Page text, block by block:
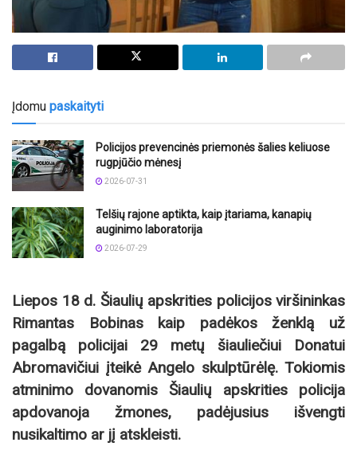
Įdomu paskaityti
Policijos prevencinės priemonės šalies keliuose
rugpjūčio mėnesį
2026-07-31
Telšių rajone aptikta, kaip įtariama, kanapių
auginimo laboratorija
2026-07-29
Liepos 18 d. Šiaulių apskrities policijos viršininkas
Rimantas Bobinas kaip padėkos ženklą už
pagalbą policijai 29 metų šiauliečiui Donatui
Abromavičiui įteikė Angelo skulptūrėlę. Tokiomis
atminimo dovanomis Šiaulių apskrities policija
apdovanoja žmones, padėjusius išvengti
nusikaltimo ar jį atskleisti.